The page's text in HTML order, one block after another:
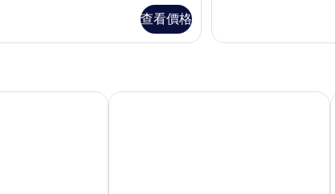
查看價格
有
客
詳
MYEONGDONG 飯店
韓國飯店